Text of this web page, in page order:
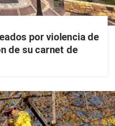
por violencia de
de su carnet de